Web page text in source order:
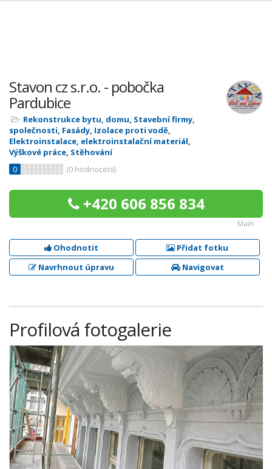
Stavon cz s.r.o. - pobočka
Pardubice
Rekonstrukce bytu, domu, Stavební firmy,
společnosti, Fasády, Izolace proti vodě,
Elektroinstalace, elektroinstalační materiál,
Výškové práce, Stěhování
0
(0 hodnocení)
+420 606 856 834
Main
Ohodnotit
Přidat fotku
Navrhnout úpravu
Navigovat
Profilová fotogalerie